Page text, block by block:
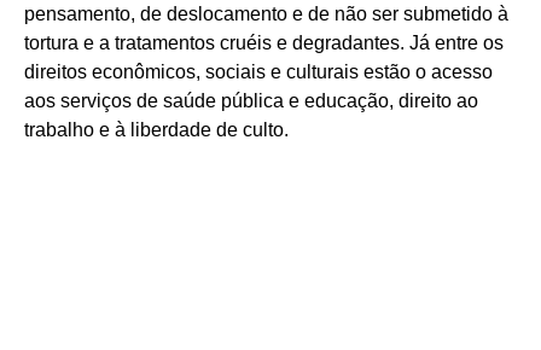
pensamento, de deslocamento e de não ser submetido à
tortura e a tratamentos cruéis e degradantes. Já entre os
direitos econômicos, sociais e culturais estão o acesso
aos serviços de saúde pública e educação, direito ao
trabalho e à liberdade de culto.